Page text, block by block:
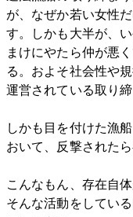
が、なぜか若い女性
す。しかも大半が、
まけにやたら仲が悪
る。およそ社会性や
運営されている取り締
しかも目を付けた漁
おいて、反撃された
こんなもん、存在自体
そんな活動をしてい